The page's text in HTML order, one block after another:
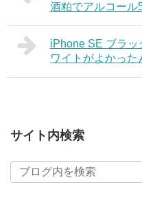
酒粕でアルコール
iPhone SE ブラ
ワイトがよかった
サイト内検索